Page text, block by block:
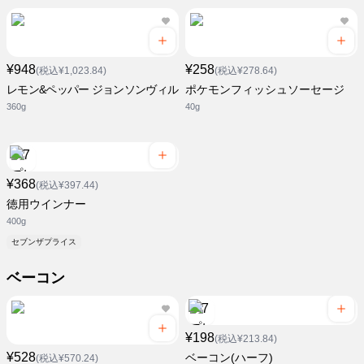
¥948(税込¥1,023.84)
レモン&ペッパー ジョンソンヴィル
360g
¥258(税込¥278.64)
ポケモンフィッシュソーセージ
40g
¥368(税込¥397.44)
徳用ウインナー
400g
セブンザプライス
ベーコン
¥528(税込¥570.24)
¥198(税込¥213.84)
ベーコン(ハーフ)